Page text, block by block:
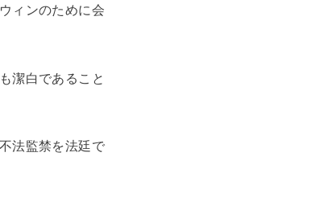
ィンのために会
潔白であること
法監禁を法廷で